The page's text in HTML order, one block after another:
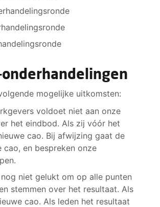
mogelijke uitkomsten:
voldoet niet aan onze
het eindbod. Als zij vóór het
cao. Bij afwijzing gaat de
en bespreken onze
niet gelukt om op alle punten
stemmen over het resultaat. Als
cao. Als leden het resultaat